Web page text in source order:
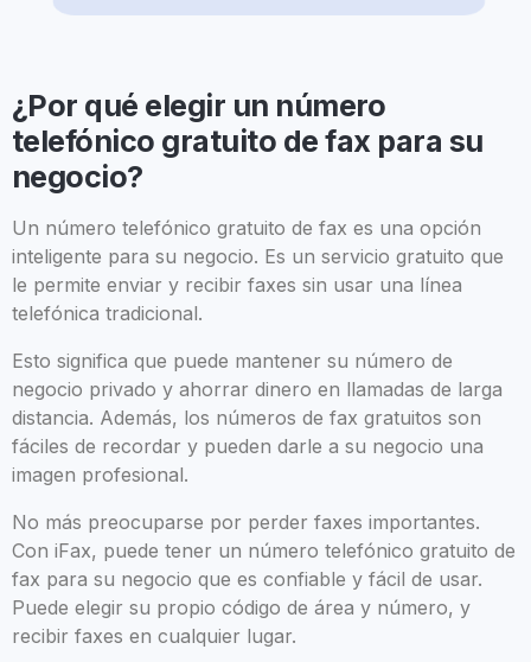
¿Por qué elegir un número
telefónico gratuito de fax para su
negocio?
Un número telefónico gratuito de fax es una opción
inteligente para su negocio. Es un servicio gratuito que
le permite enviar y recibir faxes sin usar una línea
telefónica tradicional.
Esto significa que puede mantener su número de
negocio privado y ahorrar dinero en llamadas de larga
distancia. Además, los números de fax gratuitos son
fáciles de recordar y pueden darle a su negocio una
imagen profesional.
No más preocuparse por perder faxes importantes.
Con iFax, puede tener un número telefónico gratuito de
fax para su negocio que es confiable y fácil de usar.
Puede elegir su propio código de área y número, y
recibir faxes en cualquier lugar.